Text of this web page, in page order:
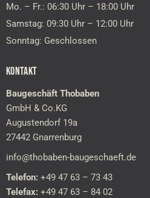
Mo. – Fr.: 06:30 Uhr – 18:00 Uhr
Samstag: 09:30 Uhr – 12:00 Uhr
Sonntag: Geschlossen
KONTAKT
Baugeschäft Thobaben
GmbH & Co.KG
Augustendorf 19a
27442 Gnarrenburg
info@thobaben-baugeschaeft.de
Telefon: +49 47 63 – 73 43
Telefax: +49 47 63 – 84 02